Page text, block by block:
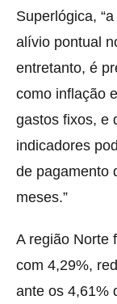
Superlógica,
alívio pontual
entretanto, é
como inflação
gastos fixos, e
indicadores
de pagamento
meses.”
A região Norte
com 4,29%,
ante os 4,61%